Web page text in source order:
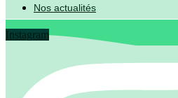
Nos actualités
Instagram